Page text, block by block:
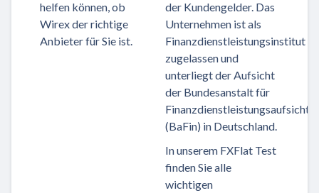
helfen können, ob
Wirex der richtige
Anbieter für Sie ist.
der Kundengelder. Das
Unternehmen ist als
Finanzdienstleistungsinstitut
zugelassen und
unterliegt der Aufsicht
der Bundesanstalt für
Finanzdienstleistungsaufsicht
(BaFin) in Deutschland.
In unserem FXFlat Test
finden Sie alle
wichtigen